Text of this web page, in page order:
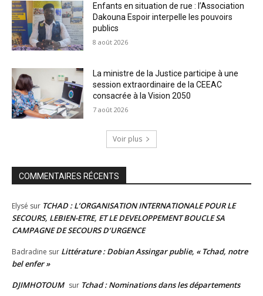
Enfants en situation de rue : l’Association
Dakouna Espoir interpelle les pouvoirs
publics
8 août 2026
La ministre de la Justice participe à une
session extraordinaire de la CEEAC
consacrée à la Vision 2050
7 août 2026
Voir plus
COMMENTAIRES RÉCENTS
Elysé sur TCHAD : L’ORGANISATION INTERNATIONALE POUR LE
SECOURS, LEBIEN-ETRE, ET LE DEVELOPPEMENT BOUCLE SA
CAMPAGNE DE SECOURS D’URGENCE
Badradine sur Littérature : Dobian Assingar publie, « Tchad, notre
bel enfer »
DJIMHOTOUM sur Tchad : Nominations dans les départements